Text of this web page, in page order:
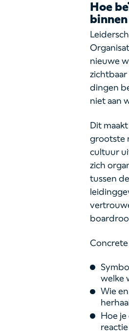
Hoe
nieuwe
dingen
niet aan
Dit
grootste
cultuur
zich
tussen
welke
Wie
Hoe